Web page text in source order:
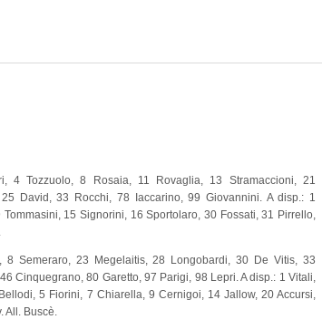
4 Tozzuolo, 8 Rosaia, 11 Rovaglia, 13 Stramaccioni, 21
David, 33 Rocchi, 78 Iaccarino, 99 Giovannini. A disp.: 1
Tommasini, 15 Signorini, 16 Sportolaro, 30 Fossati, 31 Pirrello,
8 Semeraro, 23 Megelaitis, 28 Longobardi, 30 De Vitis, 33
Cinquegrano, 80 Garetto, 97 Parigi, 98 Lepri. A disp.: 1 Vitali,
5 Fiorini, 7 Chiarella, 9 Cernigoi, 14 Jallow, 20 Accursi,
All. Buscè.